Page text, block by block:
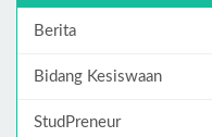
Berita
Bidang Kesiswaan
StudPreneur